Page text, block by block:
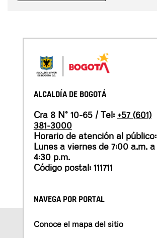
ALCALDÍA DE BOGOTÁ
Cra 8 N° 10-65 / Tel: +57 (601)
381-3000
Horario de atención al público:
Lunes a viernes de 7:00 a.m. a
4:30 p.m.
Código postal: 111711
NAVEGA POR PORTAL
Conoce el mapa del sitio